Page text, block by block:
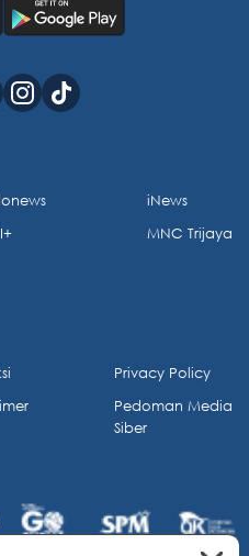
iNews
MNC Trijaya
Privacy Policy
Pedoman Media
Siber